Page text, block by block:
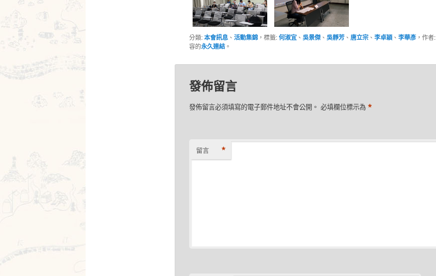
分類:本會訊息、 活動集錦，標籤:何淑宜、 吳景傑、 吳靜芳、 唐立宗、 李卓穎、 李華彥，作者:
容的永久連結。
發佈留言
發佈留言必須填寫的電子郵件地址不會公開。 必填欄位標示為 *
留言 *